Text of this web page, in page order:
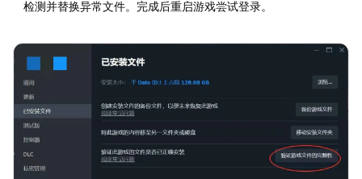
检测并替换异常文件。完成后重启游戏尝试登录。